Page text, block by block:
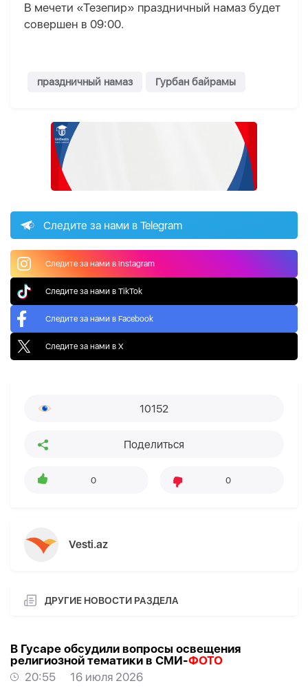
В мечети «Тезепир» праздничный намаз будет
совершен в 09:00.
праздничный намаз Гурбан байрамы
Следите за нами в Telegram
Следите за нами в Instagram
Следите за нами в TikTok
Следите за нами в Facebook
Следите за нами в X
10152
Поделиться
0 0
Vesti.az
ДРУГИЕ НОВОСТИ РАЗДЕЛА
В Гусаре обсудили вопросы освещения
религиозной тематики в СМИ-ФОТО
20:55
16 июля 2026